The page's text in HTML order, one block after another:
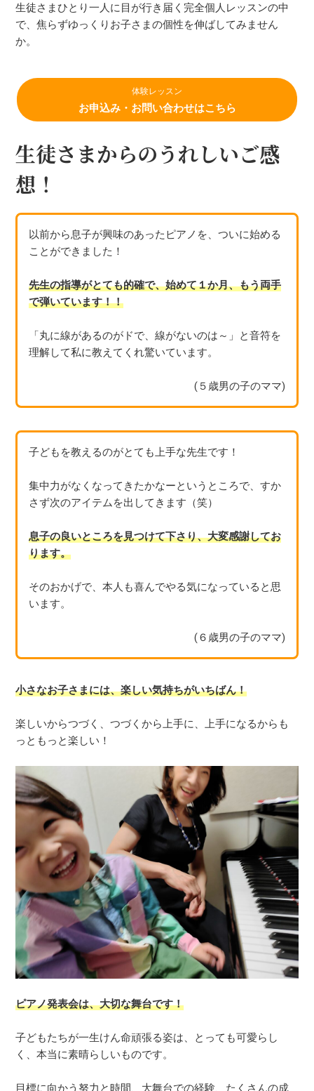
生徒さまひとり一人に目が行き届く完全個人レッスンの中
で、焦らずゆっくりお子さまの個性を伸ばしてみません
か。
体験レッスン
お申込み・お問い合わせはこちら
生徒さまからのうれしいご感
想！
以前から息子が興味のあったピアノを、ついに始める
ことができました！
先生の指導がとても的確で、始めて１か月、もう両手
で弾いています！！
「丸に線があるのがドで、線がないのは～」と音符を
理解して私に教えてくれ驚いています。
(５歳男の子のママ)
子どもを教えるのがとても上手な先生です！
集中力がなくなってきたかなーというところで、すか
さず次のアイテムを出してきます（笑）
息子の良いところを見つけて下さり、大変感謝してお
ります。
そのおかげで、本人も喜んでやる気になっていると思
います。
(６歳男の子のママ)
小さなお子さまには、楽しい気持ちがいちばん！
楽しいからつづく、つづくから上手に、上手になるからも
っともっと楽しい！
ピアノ発表会は、大切な舞台です！
子どもたちが一生けん命頑張る姿は、とっても可愛らし
く、本当に素晴らしいものです。
目標に向かう努力と時間、大舞台での経験、たくさんの成